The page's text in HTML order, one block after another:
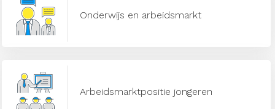
Onderwijs en arbeidsmarkt
Arbeidsmarktpositie jongeren